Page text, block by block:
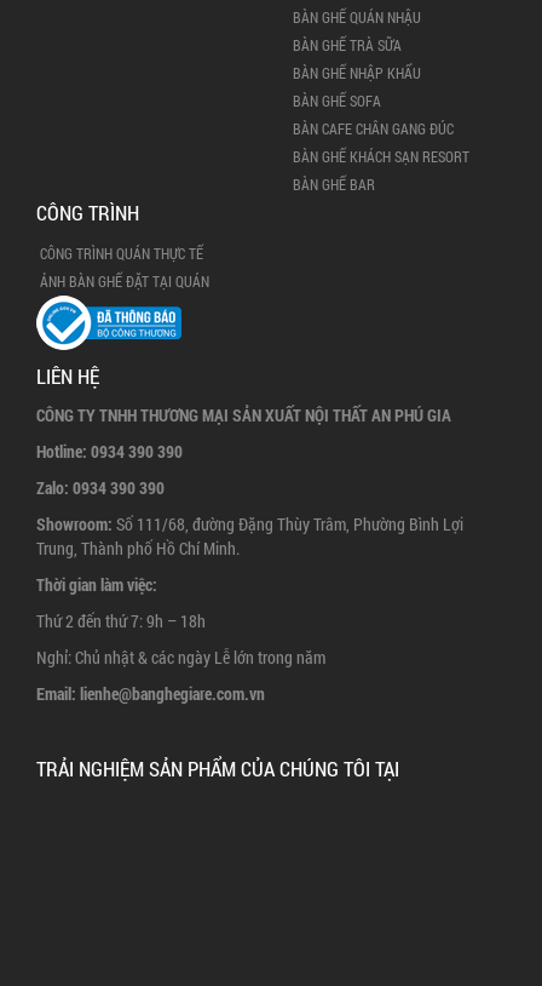
BÀN GHẾ QUÁN NHẬU
BÀN GHẾ TRÀ SỮA
BÀN GHẾ NHẬP KHẨU
BÀN GHẾ SOFA
BÀN CAFE CHÂN GANG ĐÚC
BÀN GHẾ KHÁCH SẠN RESORT
BÀN GHẾ BAR
CÔNG TRÌNH
CÔNG TRÌNH QUÁN THỰC TẾ
ẢNH BÀN GHẾ ĐẶT TẠI QUÁN
LIÊN HỆ
CÔNG TY TNHH THƯƠNG MẠI SẢN XUẤT NỘI THẤT AN PHÚ GIA
Hotline: 0934 390 390
Zalo: 0934 390 390
Showroom: Số 111/68, đường Đặng Thùy Trâm, Phường Bình Lợi
Trung, Thành phố Hồ Chí Minh.
Thời gian làm việc:
Thứ 2 đến thứ 7: 9h – 18h
Nghỉ: Chủ nhật & các ngày Lễ lớn trong năm
Email: lienhe@banghegiare.com.vn
TRẢI NGHIỆM SẢN PHẨM CỦA CHÚNG TÔI TẠI